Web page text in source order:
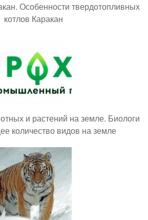
Особенности твердотопливных
котлов Каракан
и растений на земле. Биологи
количество видов на земле